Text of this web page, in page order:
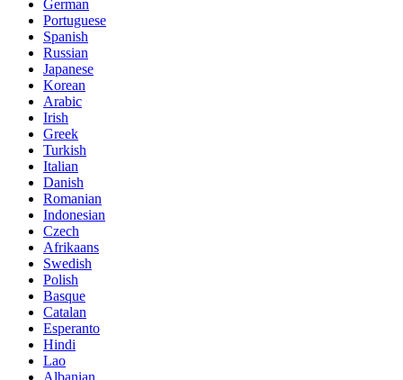
German
Portuguese
Spanish
Russian
Japanese
Korean
Arabic
Irish
Greek
Turkish
Italian
Danish
Romanian
Indonesian
Czech
Afrikaans
Swedish
Polish
Basque
Catalan
Esperanto
Hindi
Lao
Albanian